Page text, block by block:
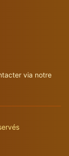
via notre